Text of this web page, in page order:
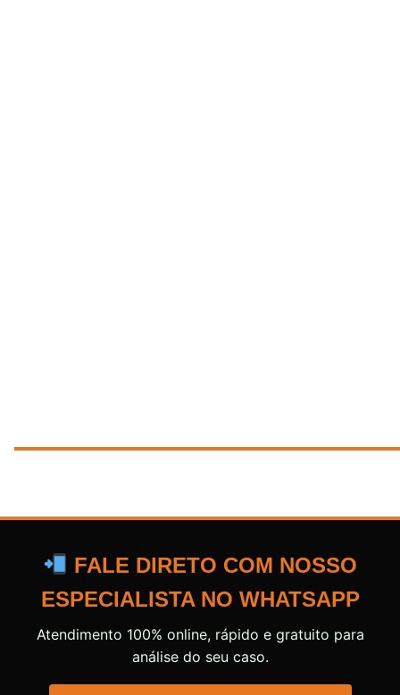
FALE DIRETO COM NOSSO
ESPECIALISTA NO WHATSAPP
Atendimento 100% online, rápido e gratuito para
análise do seu caso.